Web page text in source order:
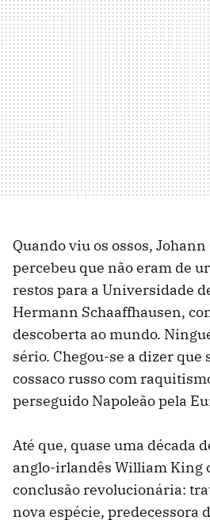
Quando viu os ossos,
percebeu que não eram de
restos para a Universidade
Hermann Schaaffhausen,
descoberta ao mundo.
sério. Chegou-se a dizer que
cossaco russo com
perseguido Napoleão pela
Até que, quase uma década
anglo-irlandês William King
conclusão revolucionária:
nova espécie, predecessora